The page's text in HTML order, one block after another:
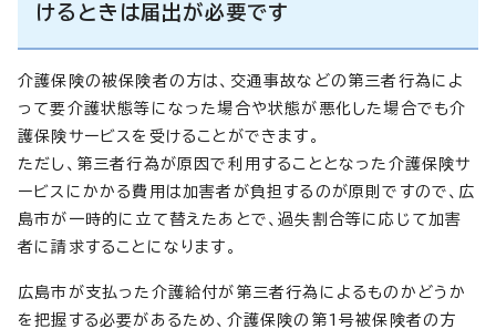
けるときは届出が必要です
介護保険の被保険者の方は、交通事故などの第三者行為によ
って要介護状態等になった場合や状態が悪化した場合でも介
護保険サービスを受けることができます。
ただし、第三者行為が原因で利用することとなった介護保険サ
ービスにかかる費用は加害者が負担するのが原則ですので、広
島市が一時的に立て替えたあとで、過失割合等に応じて加害
者に請求することになります。
広島市が支払った介護給付が第三者行為によるものかどうか
を把握する必要があるため、介護保険の第1号被保険者の方